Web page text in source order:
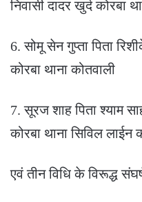
निवासी दादर खुर्द कोरबा
6. सोमू सेन गुप्ता पिता
कोरबा थाना कोतवाली
7. सूरज शाह पिता श्याम
कोरबा थाना सिविल लाईन
एवं तीन विधि के विरूद्ध